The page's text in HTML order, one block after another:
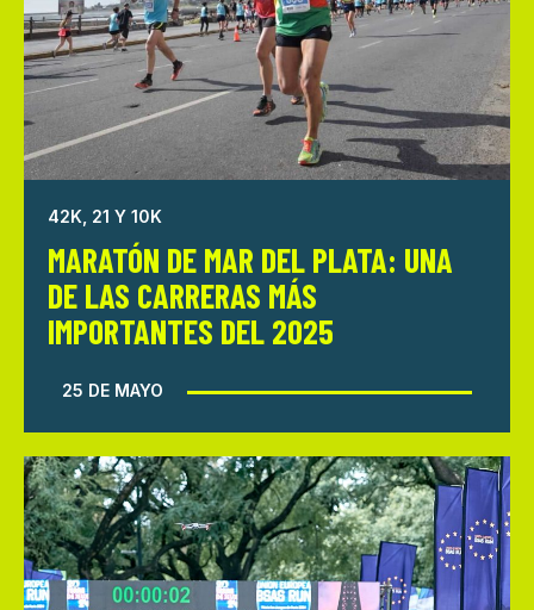
42K, 21 Y 10K
MARATÓN DE MAR DEL PLATA: UNA
DE LAS CARRERAS MÁS
IMPORTANTES DEL 2025
25 DE MAYO